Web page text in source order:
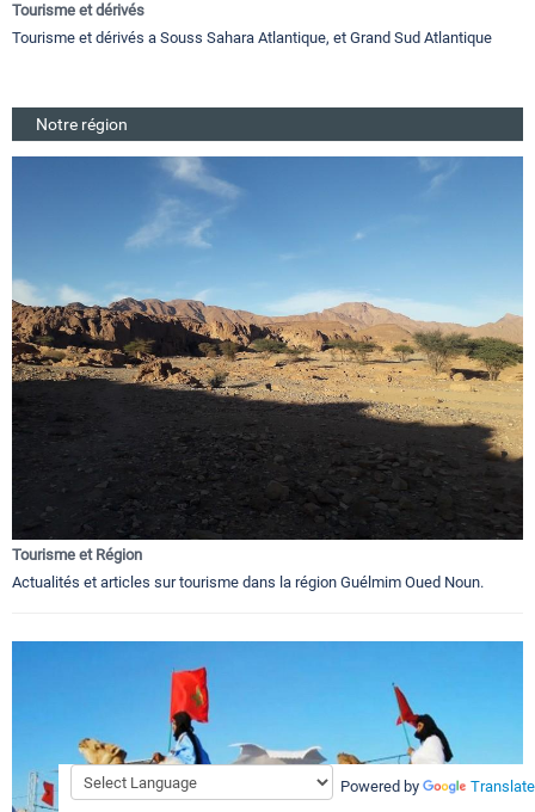
Tourisme et dérivés
Tourisme et dérivés a Souss Sahara Atlantique, et Grand Sud Atlantique
Notre région
Tourisme et Région
Actualités et articles sur tourisme dans la région Guélmim Oued Noun.
Powered by Translate